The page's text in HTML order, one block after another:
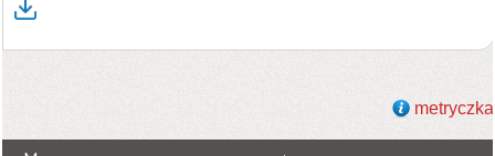
metryczka